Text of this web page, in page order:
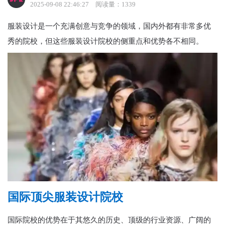
2025-09-08 22:46:27
阅读量：1339
服装设计是一个充满创意与竞争的领域，国内外都有非常多优
秀的院校，但这些服装设计院校的侧重点和优势各不相同。
国际顶尖服装设计院校
国际院校的优势在于其悠久的历史、顶级的行业资源、广阔的